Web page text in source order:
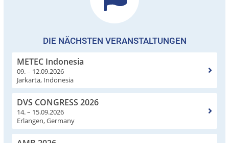
DIE NÄCHSTEN VERANSTALTUNGEN
METEC Indonesia
09. – 12.09.2026
Jarkarta, Indonesia
DVS CONGRESS 2026
14. – 15.09.2026
Erlangen, Germany